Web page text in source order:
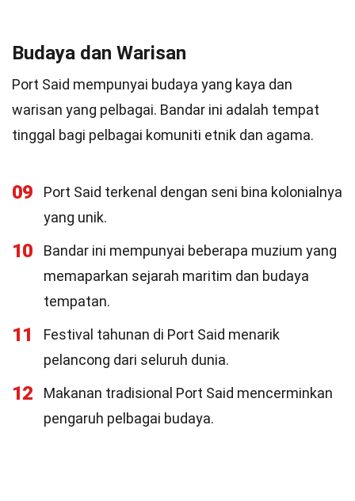
Budaya dan Warisan
Port Said mempunyai budaya yang kaya dan
warisan yang pelbagai. Bandar ini adalah tempat
tinggal bagi pelbagai komuniti etnik dan agama.
09
Port Said terkenal dengan seni bina kolonialnya
yang unik.
10
Bandar ini mempunyai beberapa muzium yang
memaparkan sejarah maritim dan budaya
tempatan.
11
Festival tahunan di Port Said menarik
pelancong dari seluruh dunia.
12
Makanan tradisional Port Said mencerminkan
pengaruh pelbagai budaya.